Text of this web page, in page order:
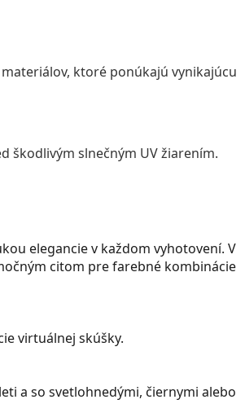
ktoré ponúkajú vynikajúcu
škodlivým slnečným UV žiarením.
elegancie v každom vyhotovení. V
citom pre farebné kombinácie
virtuálnej skúšky.
a so svetlohnedými, čiernymi alebo